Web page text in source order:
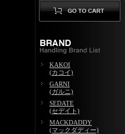
KAKOI
(カコイ)
GARNI
(ガルニ)
SEDATE
(セデイト)
MACKDADDY
(マックダディー)